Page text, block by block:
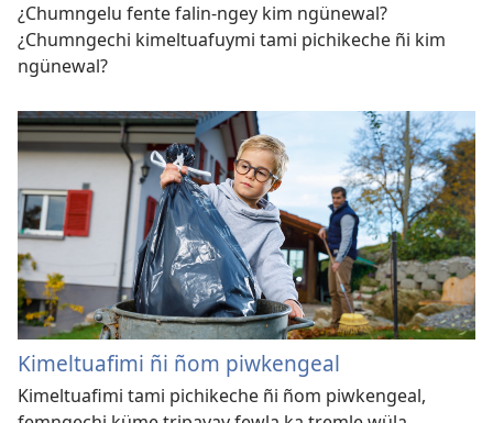
¿Chumngelu fente falin-ngey kim ngünewal?
¿Chumngechi kimeltuafuymi tami pichikeche ñi kim
ngünewal?
Kimeltuafimi ñi ñom piwkengeal
Kimeltuafimi tami pichikeche ñi ñom piwkengeal,